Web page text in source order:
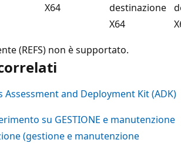
X64
destinazione
X64
(REFS) non è supportato.
and Deployment Kit (ADK)
su GESTIONE e manutenzione
(gestione e manutenzione